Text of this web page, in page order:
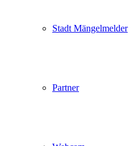
Stadt Mängelmelder
Partner